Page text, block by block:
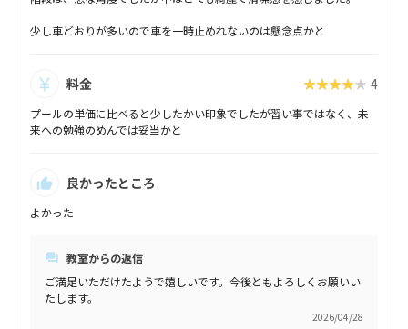
少し車どおりが多いので車を一時止めれないのは懸念点かと
料金 ★★★★★ 4
プールの単価に比べると少したかい印象でしたが習い事ではなく、未
来への勉強のめんでは妥当かと
良かったところ
よかった
教室からの返信
ご満足いただけたようで嬉しいです。今後ともよろしくお願いい
たします。
2026/04/28